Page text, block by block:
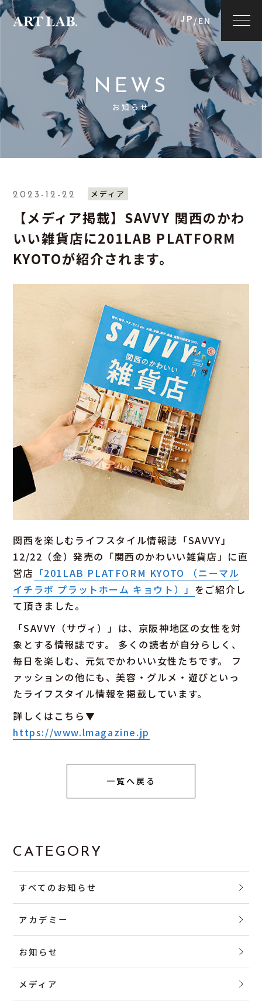
JP/EN
NEWS
お知らせ
2023-12-22 メディア
【メディア掲載】SAVVY 関西のかわ
いい雑貨店に201LAB PLATFORM
KYOTOが紹介されます。
関西を楽しむライフスタイル情報誌「SAVVY」
12/22（金）発売の「関西のかわいい雑貨店」に直
営店 「201LAB PLATFORM KYOTO （ニーマル
イチラボ プラットホーム キョウト）」 をご紹介し
て頂きました。
「SAVVY（サヴィ）」は、京阪神地区の女性を対
象とする情報誌です。 多くの読者が自分らしく、
毎日を楽しむ、元気でかわいい女性たちです。 フ
ァッションの他にも、美容・グルメ・遊びといっ
たライフスタイル情報を掲載しています。
詳しくはこちら▼
https://www.lmagazine.jp
一覧へ戻る
CATEGORY
すべてのお知らせ
アカデミー
お知らせ
メディア